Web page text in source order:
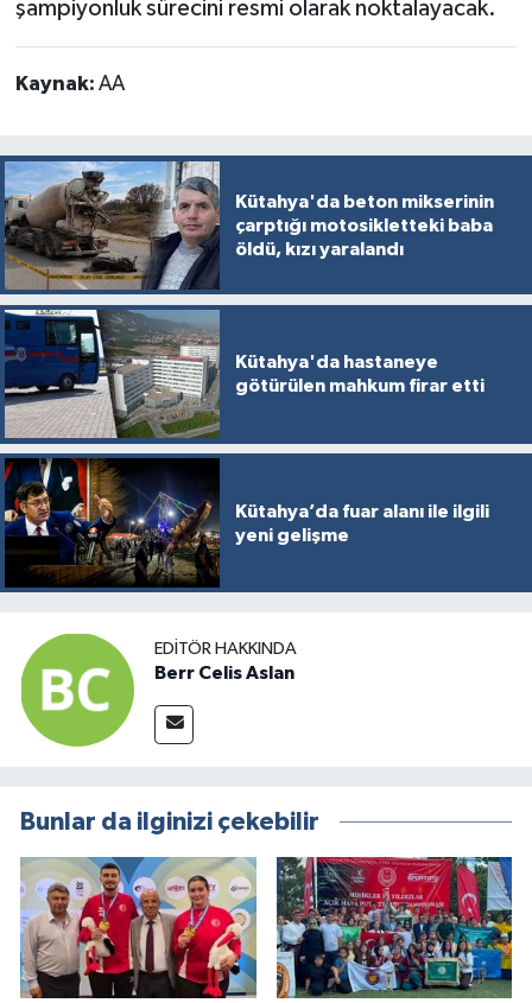
şampiyonluk sürecini resmi olarak noktalayacak.
Kaynak: AA
Kütahya'da beton mikserinin
çarptığı motosikletteki baba
öldü, kızı yaralandı
Kütahya'da hastaneye
götürülen mahkum firar etti
Kütahya’da fuar alanı ile ilgili
yeni gelişme
EDITÖR HAKKINDA
Berr Celis Aslan
Bunlar da ilginizi çekebilir
Türkiye
Video Galeri
Yemek Tarifleri